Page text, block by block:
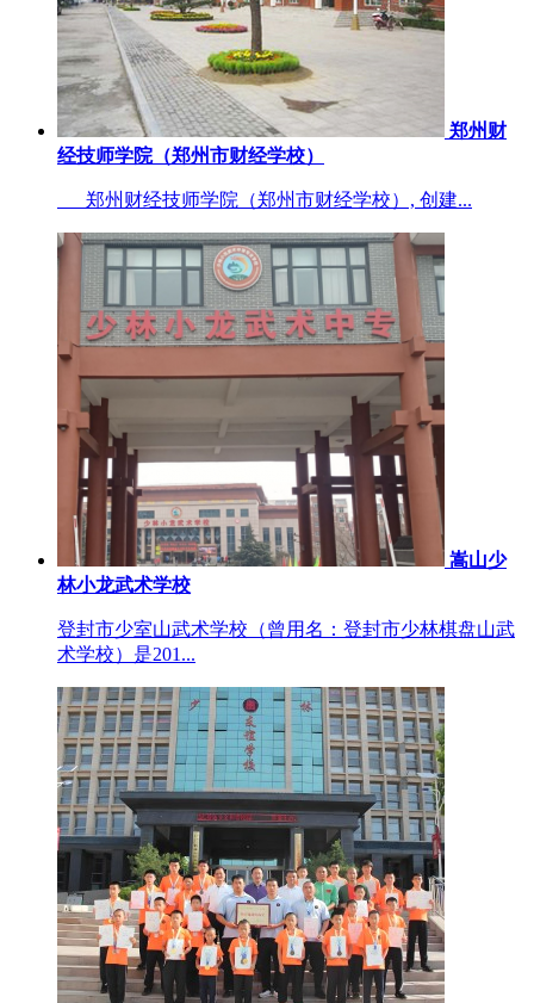
郑州财
经技师学院（郑州市财经学校）
郑州财经技师学院（郑州市财经学校）, 创建...
嵩山少
林小龙武术学校
登封市少室山武术学校（曾用名：登封市少林棋盘山武
术学校）是201...